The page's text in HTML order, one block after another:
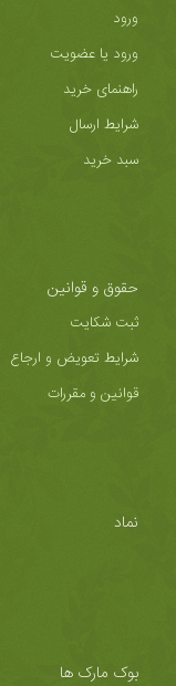
ورود
ورود یا عضویت
راهنمای خرید
شرایط ارسال
سبد خرید
حقوق و قوانین
ثبت شکایت
شرایط تعویض و ارجاع
قوانین و مقررات
نماد
بوک مارک ها